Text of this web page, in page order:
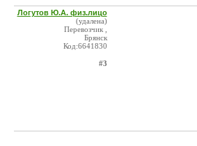
Логутов Ю.А. физ.лицо
(удалена)
Перевозчик ,
Брянск
Код:6641830
#3